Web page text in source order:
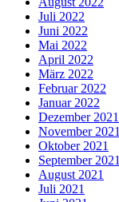
Juli 2022
Juni 2022
Mai 2022
April 2022
März 2022
Februar 2022
Januar 2022
Dezember 2021
November 2021
Oktober 2021
September 2021
August 2021
Juli 2021